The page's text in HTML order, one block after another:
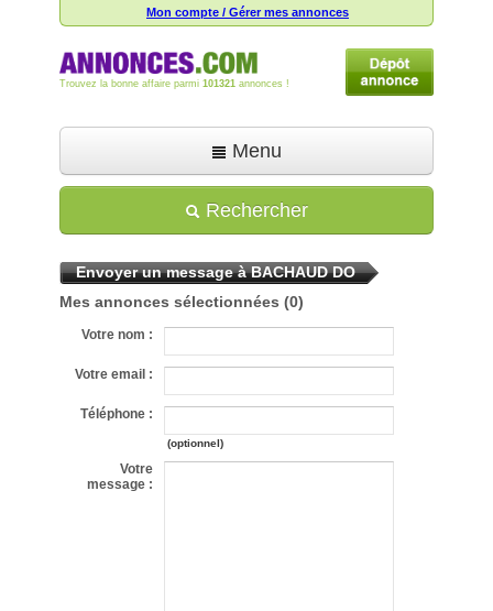
Mon compte / Gérer mes annonces
Trouvez la bonne affaire parmi 101321 annonces !
Menu
Déposer une annonce
Toutes les annonces
Aide
Rechercher
Envoyer un message à BACHAUD DO
Mes annonces sélectionnées (0)
Votre nom :
Votre email :
Téléphone :
(optionnel)
Votre
message :